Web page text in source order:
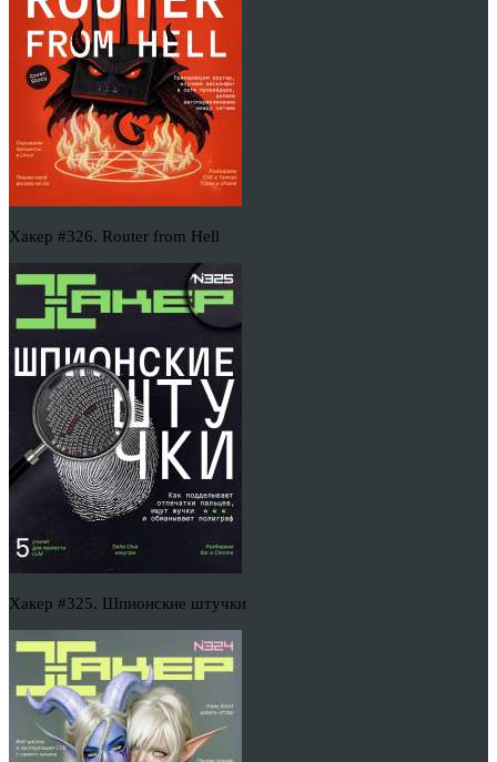
Хакер #326. Router from Hell
Хакер #325. Шпионские штучки